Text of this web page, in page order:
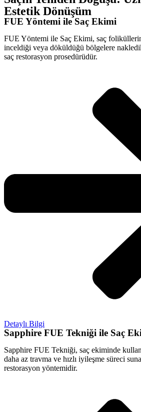
Estetik Dönüşüm
FUE Yöntemi ile Saç Ekimi
FUE Yöntemi ile Saç Ekimi, saç
inceldiği veya döküldüğü bölgelere
saç restorasyon prosedürüdür.
Detaylı Bilgi
Sapphire FUE Tekniği ile Saç
Sapphire FUE Tekniği, saç ekiminde
daha az travma ve hızlı iyileşme süreci
restorasyon yöntemidir.